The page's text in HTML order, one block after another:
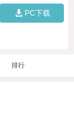
PC下载
排行